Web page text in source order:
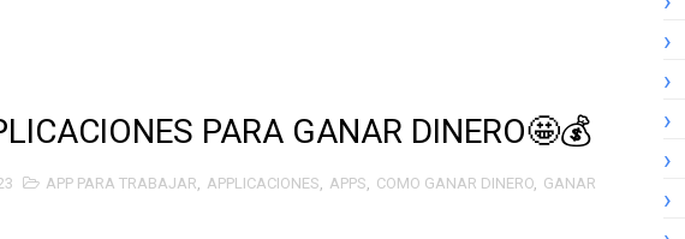
de DIAMANTES 💎 GRATIS en FREEFIRE 2023 RECLAMA +1800💎 por DÍA
PARA GANAR DINERO🤩💰
APP PARA TRABAJAR, APPLICACIONES, APPS, COMO GANAR DINERO, GANAR